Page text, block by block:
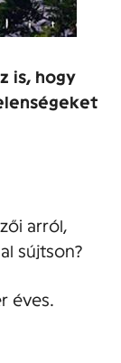
is, hogy
arról,
sújtson?
éves.